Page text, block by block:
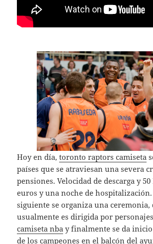
Hoy en día,toronto raptors camiseta
países que se atraviesan una severa
pensiones. Velocidad de descarga y
euros y una noche de
siguiente se organiza una ceremonia,
usualmente es dirigida por
camiseta nba y finalmente se da
de los campeones en el balcón del